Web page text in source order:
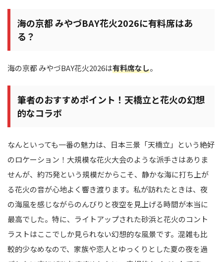
海の京都 みやづBAY花火2026に有料席はあ
る？
海の京都 みやづBAY花火2026は有料席なし。
筆者のおすすめポイント！天橋立と花火の幻想
的なコラボ
なんといっても一番の魅力は、日本三景「天橋立」という絶好
のロケーション！大規模な花火大会のような派手さはありま
せんが、約75発という規模だからこそ、静かな海に打ち上が
る花火の音が心地よく響き渡ります。私が訪れたときは、夜
の海風を感じながらのんびりと夜空を見上げる時間が本当に
最高でした。特に、ライトアップされた砂浜と花火のコント
ラストはここでしか見られない幻想的な風景です。混雑も比
較的少なめなので、家族や恋人とゆっくりとした夏の夜を過